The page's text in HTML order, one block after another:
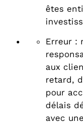
êtes
Erreur :
aux
retard,
pour
délais
avec